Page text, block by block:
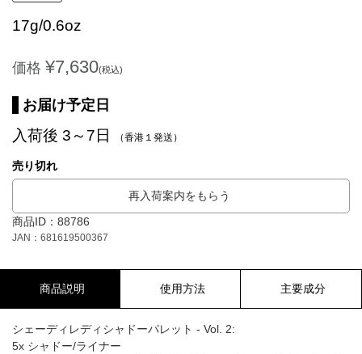
17g/0.6oz
価格 ¥7,630(税込)
お届け予定日
入荷後 3～7日 （香港１発送）
売り切れ
再入荷案内をもらう
商品ID：88786
JAN：681619500367
商品説明 使用方法 主要成分
シェーディレディシャドーパレット - Vol. 2:
5x シャドー/ライナー